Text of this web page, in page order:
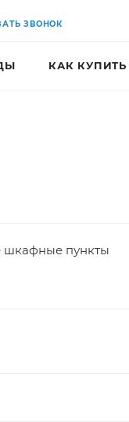
ЗВОНОК
КАК КУПИТЬ
шкафные пункты